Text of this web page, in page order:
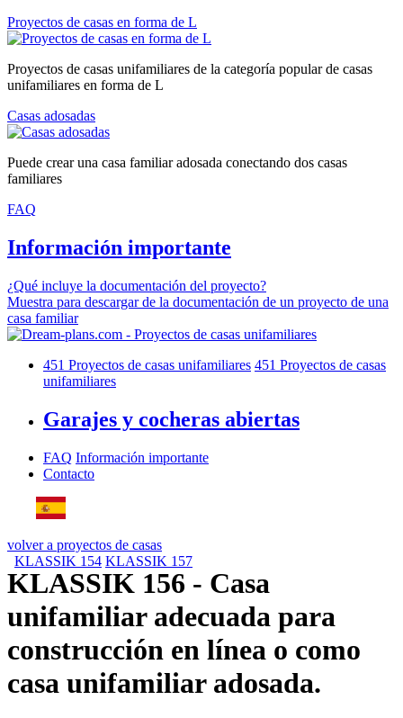
Proyectos de casas en forma de L
Proyectos de casas unifamiliares de la categoría popular de casas
unifamiliares en forma de L
Casas adosadas
Puede crear una casa familiar adosada conectando dos casas
familiares
FAQ
Información importante
¿Qué incluye la documentación del proyecto?
Muestra para descargar de la documentación de un proyecto de una
casa familiar
451 Proyectos de casas unifamiliares 451 Proyectos de casas
unifamiliares
Garajes y cocheras abiertas
FAQ Información importante
Contacto
volver a proyectos de casas
KLASSIK 154 KLASSIK 157
KLASSIK 156 - Casa
unifamiliar adecuada para
construcción en línea o como
casa unifamiliar adosada.